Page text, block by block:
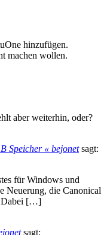
hinzufügen.
machen wollen.
aber weiterhin, oder?
Speicher « bejonet sagt:
für Windows und
Neuerung, die Canonical
Dabei […]
sagt: